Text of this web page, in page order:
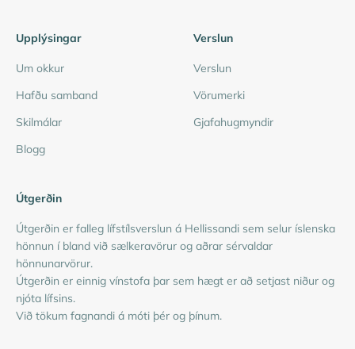
Upplýsingar
Um okkur
Hafðu samband
Skilmálar
Blogg
Verslun
Verslun
Vörumerki
Gjafahugmyndir
Útgerðin
Útgerðin er falleg lífstílsverslun á Hellissandi sem selur íslenska
hönnun í bland við sælkeravörur og aðrar sérvaldar
hönnunarvörur.
Útgerðin er einnig vínstofa þar sem hægt er að setjast niður og
njóta lífsins.
Við tökum fagnandi á móti þér og þínum.